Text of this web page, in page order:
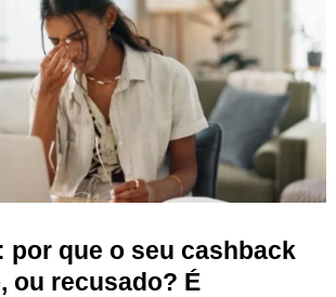
por que o seu cashback
ou recusado? É